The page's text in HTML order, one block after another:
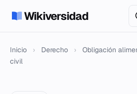
Wikiversidad
Inicio › Derecho ›
Obligación
civil